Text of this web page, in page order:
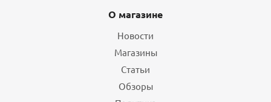
О магазине
Новости
Магазины
Статьи
Обзоры